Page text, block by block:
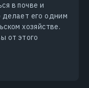
в почве и
делает его одним
хозяйстве.
от этого